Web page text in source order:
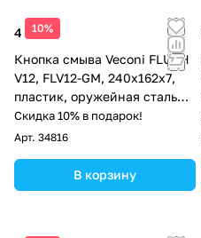
10%
4 513 ₽
Кнопка смыва Veconi FLUSH
V12, FLV12-GM, 240х162х7,
пластик, оружейная сталь
матовая
Скидка 10% в подарок!
Арт. 34816
В корзину